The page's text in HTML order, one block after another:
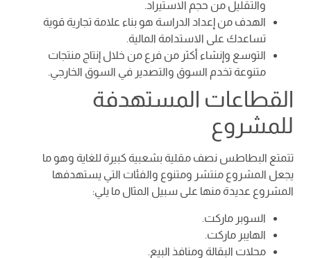
والتقليل من حجم الاستيراد.
الهدف من إعداد الدراسة هو بناء علامة تجارية قوية
تساعدك على الاستدامة المالية.
التوسع وإنشاء أكثر من فرع من خلال إنتاج منتجات
متنوعة تخدم السوق والتصدير في السوق الخارجي.
القطاعات المستهدفة
للمشروع
تتمتع البطاطس نصف مقلية بشعبية كبيرة للغاية وهو ما
يجعل المشروع منتشر ومتنوع والفئات التي يستهدفها
المشروع عديدة منها على سبيل المثال ما يلي:
السوبر ماركت.
الهايبر ماركت.
محلات البقالة ومنافذ البيع.